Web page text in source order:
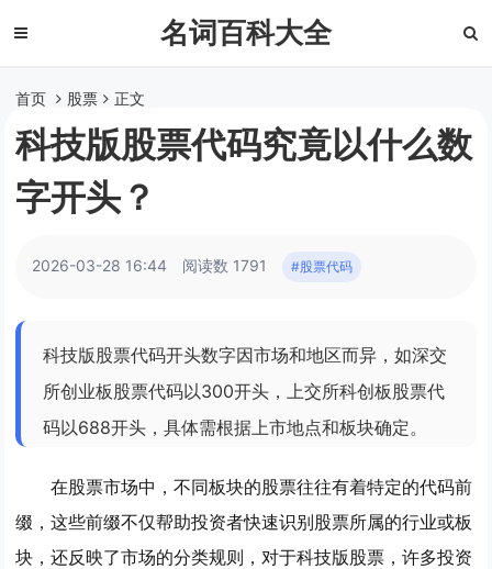
名词百科大全
首页 股票 正文
科技版股票代码究竟以什么数
字开头？
2026-03-28 16:44 阅读数 1791 #股票代码
科技版股票代码开头数字因市场和地区而异，如深交
所创业板股票代码以300开头，上交所科创板股票代
码以688开头，具体需根据上市地点和板块确定。
在股票市场中，不同板块的股票往往有着特定的代码前
缀，这些前缀不仅帮助投资者快速识别股票所属的行业或板
块，还反映了市场的分类规则，对于科技版股票，许多投资